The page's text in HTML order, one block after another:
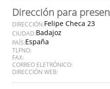
Dirección para
DIRECCIÓN:Felipe Checa 23
CIUDAD:Badajoz
PAÍS:España
TLFNO:
FAX:
CORREO ELETRÓNICO:
DIRECCIÓN WEB: